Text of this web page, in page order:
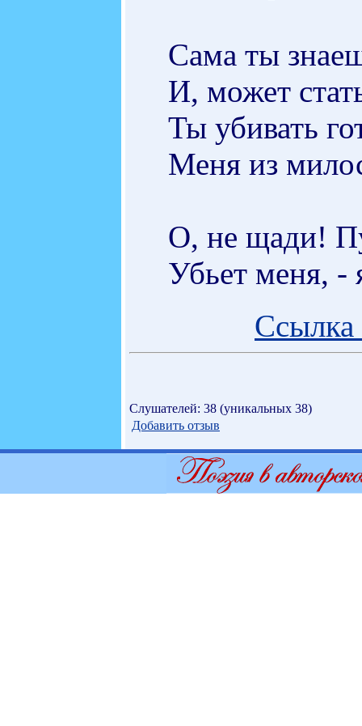
Сама ты
И, может
Ты убивать
Меня из
О, не щади!
Убьет меня, -
Ссылка
Слушателей: 38 (уникальных 38)
Добавить отзыв